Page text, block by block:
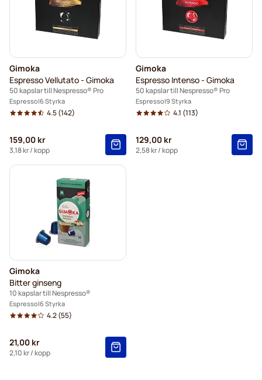
Gimoka
Espresso Vellutato - Gimoka
50 kapslar till Nespresso® Pro
Espresso 6 Styrka
4.5(142)
159,00 kr
3,18 kr/ kopp
Gimoka
Espresso Intenso - Gimoka
50 kapslar till Nespresso® Pro
Espresso 9 Styrka
4.1 (113)
129,00 kr
2,58 kr/ kopp
Gimoka
Bitter ginseng
10 kapslar till Nespresso®
Espresso 6 Styrka
4.2(55)
21,00 kr
2,10 kr/ kopp